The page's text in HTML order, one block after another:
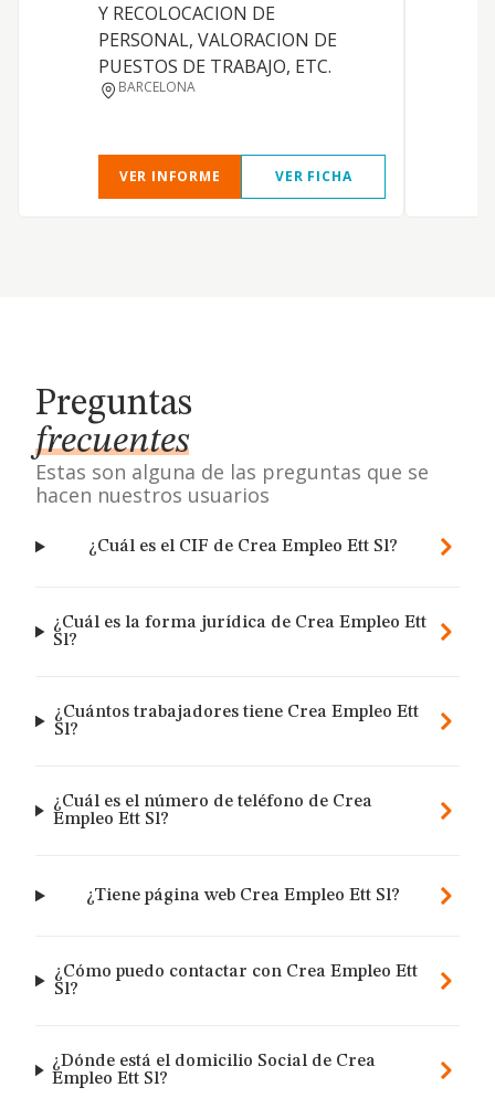
Y RECOLOCACION DE
PERSONAL, VALORACION DE
PUESTOS DE TRABAJO, ETC.
BARCELONA
VER INFORME VER FICHA
Preguntas
frecuentes
Estas son alguna de las preguntas que se
hacen nuestros usuarios
¿Cuál es el CIF de Crea Empleo Ett Sl?
¿Cuál es la forma jurídica de Crea Empleo Ett
Sl?
¿Cuántos trabajadores tiene Crea Empleo Ett
Sl?
¿Cuál es el número de teléfono de Crea
Empleo Ett Sl?
¿Tiene página web Crea Empleo Ett Sl?
¿Cómo puedo contactar con Crea Empleo Ett
Sl?
¿Dónde está el domicilio Social de Crea
Empleo Ett Sl?